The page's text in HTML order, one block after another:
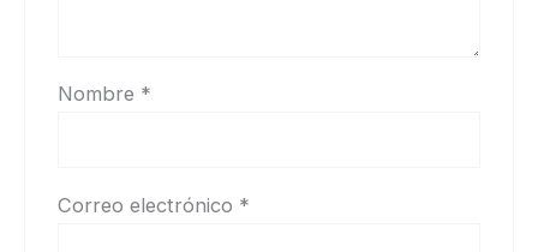
Nombre *
Correo electrónico *